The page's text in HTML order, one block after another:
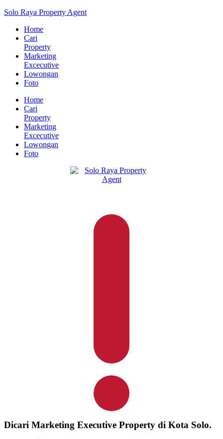
Solo Raya Property Agent
Home
Cari
Property
Marketing
Excecutive
Lowongan
Foto
Home
Cari
Property
Marketing
Excecutive
Lowongan
Foto
Dicari Marketing Executive Property di Kota Solo.